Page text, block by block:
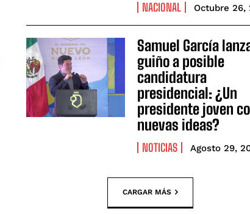
NACIONAL Octubre 26,
Samuel García
guiño a posible
candidatura
presidencial: ¿Un
presidente joven
nuevas ideas?
NOTICIAS Agosto 29,
CARGAR MÁS